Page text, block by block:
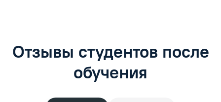
Отзывы студентов после
обучения